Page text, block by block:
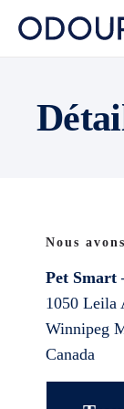
Nous
Pet Smart
1050 Leila
Winnipeg
Canada